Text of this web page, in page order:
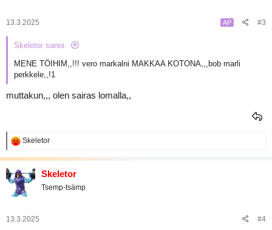
o
:
13.3.2025 AP #3
Skeletor sanoi:
MENE TÖIHIM,,!!! vero markalni MAKKAA KOTONA,,,bob marli
perkkele,,!1
muttakun,,, olen sairas lomalla,,
R
a
t
i
o
:
Skeletor
Skeletor
Tsemp-tsämp
13.3.2025 #4